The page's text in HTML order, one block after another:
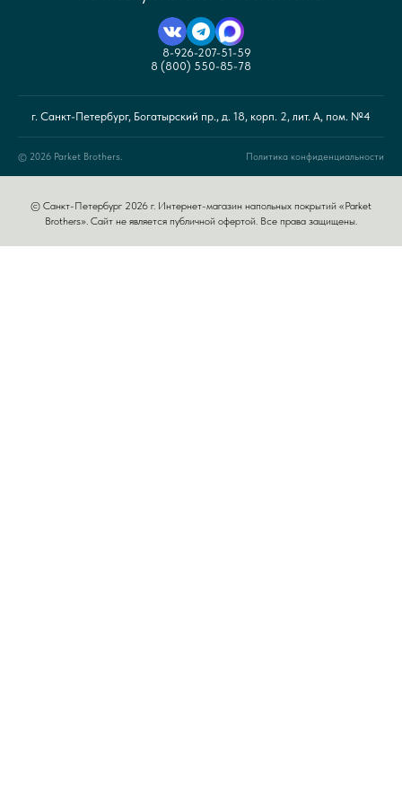
8-926-207-51-59
8 (800) 550-85-78
г. Санкт-Петербург, Богатырский пр., д. 18, корп. 2, лит. А, пом. №4
© 2026 Parket Brothers. Политика конфиденциальности
© Санкт-Петербург 2026 г. Интернет-магазин напольных покрытий «Parket
Brothers». Сайт не является публичной офертой. Все права защищены.